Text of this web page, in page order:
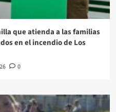
que atienda a las familias
en el incendio de Los
0